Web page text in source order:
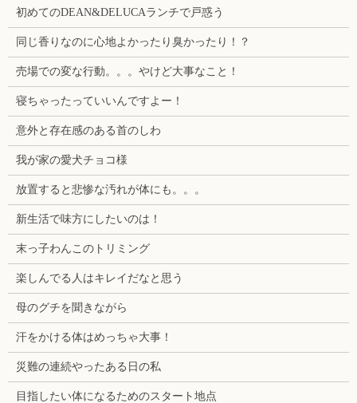
初めてのDEAN&DELUCAランチで戸惑う
同じ香りなのに心地よかったり臭かったり！？
売場での変な行動。。。やけど大事なこと！
寝ちゃったっていいんですよー！
意外と存在感のある首のしわ
我が家の愛犬チョコ様
放置すると悲惨な汚れが体にも。。。
新生活で味方にしたいのは！
末っ子わんこのトリミング
楽しんでる人はキレイだなと思う
母のグチを聞きながら
汗をかける体はめっちゃ大事！
災難の連続やったある日の私
目指したい体になるためのスタート地点